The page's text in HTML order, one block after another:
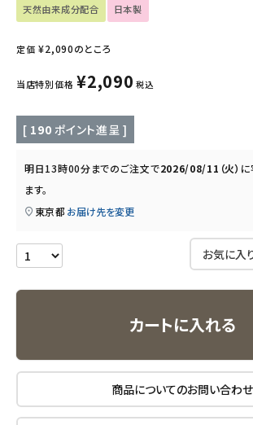
キッチン用品
ブランド
エコリュクス
エコメイト
天然由来成分配合 日本製
定価 ¥2,090のところ
当店特別価格 ¥2,090 税込
[ 190 ポイント進呈 ]
明日13時00分までのご注文で2026/08/11（火） に
ます。
東京都 お届け先を変更
お気に入
カートに入れる
商品についてのお問い合わせ